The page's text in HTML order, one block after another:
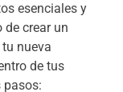
esenciales y
crear un
nueva
de tus
pasos: